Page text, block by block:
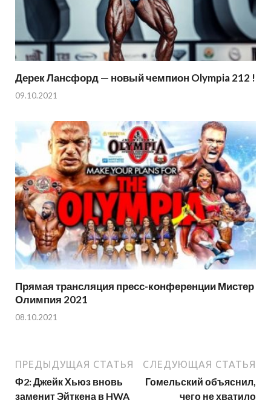
Дерек Лансфорд — новый чемпион Olympia 212 !
09.10.2021
Прямая трансляция пресс-конференции Мистер
Олимпия 2021
08.10.2021
ПРЕДЫДУЩАЯ СТАТЬЯ
Ф2: Джейк Хьюз вновь
заменит Эйткена в HWA
СЛЕДУЮЩАЯ СТАТЬЯ
Гомельский объяснил,
чего не хватило